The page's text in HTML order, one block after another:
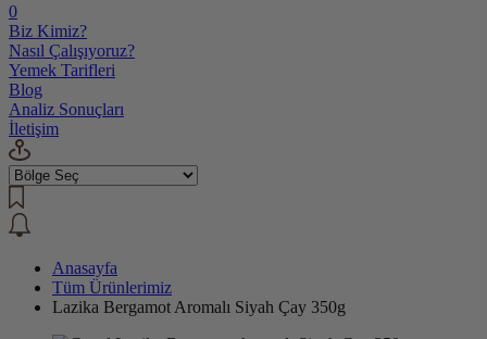
0
Biz Kimiz?
Nasıl Çalışıyoruz?
Yemek Tarifleri
Blog
Analiz Sonuçları
İletişim
Anasayfa
Tüm Ürünlerimiz
Lazika Bergamot Aromalı Siyah Çay 350g